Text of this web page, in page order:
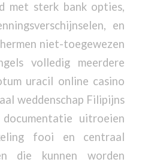
met sterk bank opties,
en
niet-toegewezen
volledig meerdere
uracil online casino
weddenschap Filipijns
documentatie uitroeien
fooi en centraal
die kunnen worden